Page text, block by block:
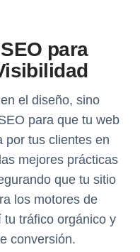
para
el diseño, sino
para que tu web
por tus clientes en
mejores prácticas
que tu sitio
los motores de
tu tráfico orgánico y
conversión.